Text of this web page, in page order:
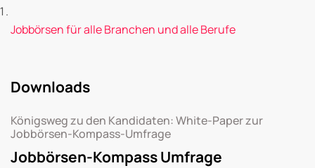
Jobbörsen für alle Branchen und alle Berufe
Downloads
Königsweg zu den Kandidaten: White-Paper zur
Jobbörsen-Kompass-Umfrage
Jobbörsen-Kompass Umfrage